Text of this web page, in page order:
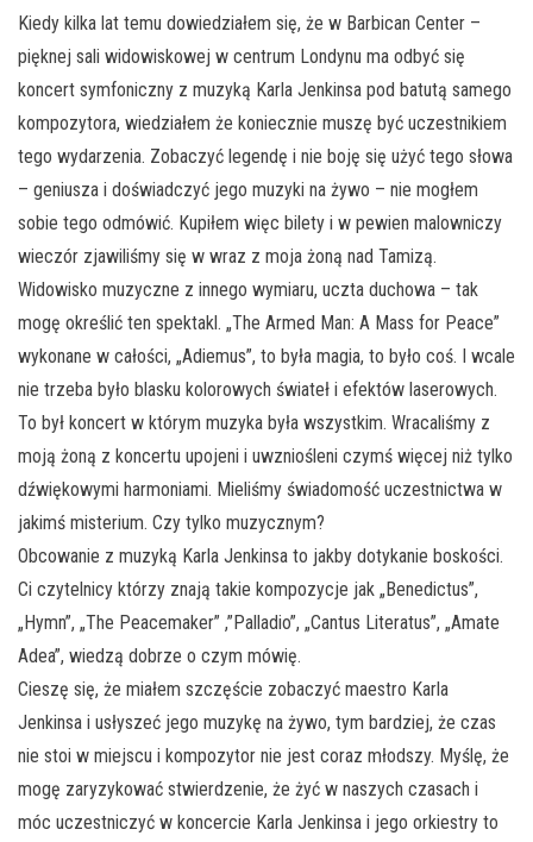
Kiedy kilka lat temu dowiedziałem się, że w Barbican Center –
pięknej sali widowiskowej w centrum Londynu ma odbyć się
koncert symfoniczny z muzyką Karla Jenkinsa pod batutą samego
kompozytora, wiedziałem że koniecznie muszę być uczestnikiem
tego wydarzenia. Zobaczyć legendę i nie boję się użyć tego słowa
– geniusza i doświadczyć jego muzyki na żywo – nie mogłem
sobie tego odmówić. Kupiłem więc bilety i w pewien malowniczy
wieczór zjawiliśmy się w wraz z moja żoną nad Tamizą.
Widowisko muzyczne z innego wymiaru, uczta duchowa – tak
mogę określić ten spektakl. „The Armed Man: A Mass for Peace”
wykonane w całości, „Adiemus”, to była magia, to było coś. I wcale
nie trzeba było blasku kolorowych świateł i efektów laserowych.
To był koncert w którym muzyka była wszystkim. Wracaliśmy z
moją żoną z koncertu upojeni i uwzniośleni czymś więcej niż tylko
dźwiękowymi harmoniami. Mieliśmy świadomość uczestnictwa w
jakimś misterium. Czy tylko muzycznym?
Obcowanie z muzyką Karla Jenkinsa to jakby dotykanie boskości.
Ci czytelnicy którzy znają takie kompozycje jak „Benedictus”,
„Hymn”, „The Peacemaker” ,”Palladio”, „Cantus Literatus”, „Amate
Adea”, wiedzą dobrze o czym mówię.
Cieszę się, że miałem szczęście zobaczyć maestro Karla
Jenkinsa i usłyszeć jego muzykę na żywo, tym bardziej, że czas
nie stoi w miejscu i kompozytor nie jest coraz młodszy. Myślę, że
mogę zaryzykować stwierdzenie, że żyć w naszych czasach i
móc uczestniczyć w koncercie Karla Jenkinsa i jego orkiestry to